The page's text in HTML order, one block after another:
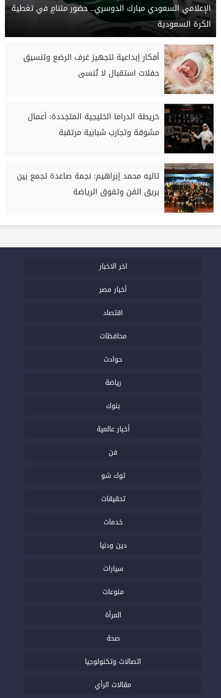
الإعلامي السعودي مبارك الدوسري.. حضور متنامٍ في تغطية
الكرة السعودية
أفكار إبداعية لتجهيز غرف الرضع وتنسيق
حفلات استقبال لا تُنسى
خريطة الدراما الخليجية المتجددة: أعمال
مشوقة وتجارب شبابية مرتقبة
تاليه محمد إبراهيم: نجمة صاعدة تجمع بين
بريق الفن وتفوق الرياضة
اخر الاخبار
أخبار مصر
اقتصاد
محافظات
حوادث
رياضة
بنوك
أخبار عالمية
فن
توك شو
تحقيقات
خدمات
دين ودنيا
سيارات
منوعات
المرأة
صحة
اتصالات وتكنولوجيا
مقالات الرأي